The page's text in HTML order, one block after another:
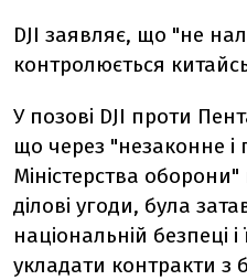
DJI заявляє, що "не
контролюється
У позові DJI проти
що через "незаконне
Міністерства
ділові угоди, була
національній безпеці
укладати контракти з